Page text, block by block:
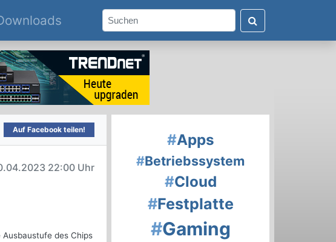
Auf Facebook teilen!
22:00 Uhr
des Chips
#Apps
#Betriebssystem
#Cloud
#Festplatte
#Gaming